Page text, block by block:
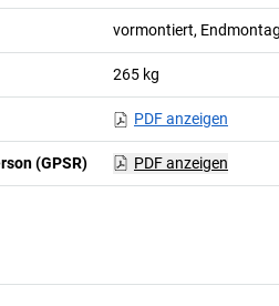
vormontiert,
265 kg
PDF anzeigen
(GPSR) PDF anzeigen